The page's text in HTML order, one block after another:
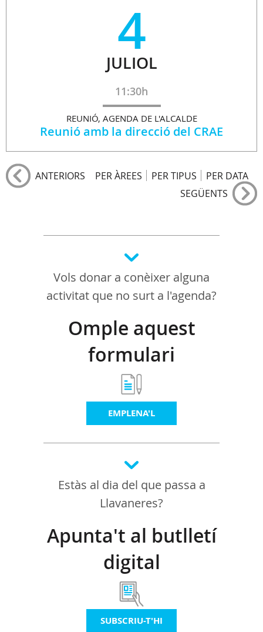
4
JULIOL
11:30h
REUNIÓ, AGENDA DE L'ALCALDE
Reunió amb la direcció del CRAE
ANTERIORS PER ÀREES PER TIPUS
PER DATA
SEGÜENTS
Vols donar a conèixer alguna
activitat que no surt a l'agenda?
Omple aquest
formulari
EMPLENA'L
Estàs al dia del que passa a
Llavaneres?
Apunta't al butlletí
digital
SUBSCRIU-T'HI